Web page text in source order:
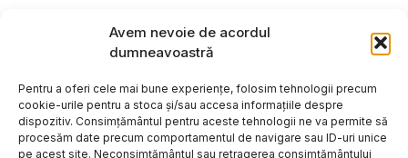
Avem nevoie de acordul
dumneavoastră
Pentru a oferi cele mai bune experiențe, folosim tehnologii precum
cookie-urile pentru a stoca și/sau accesa informațiile despre
dispozitiv. Consimțământul pentru aceste tehnologii ne va permite să
procesăm date precum comportamentul de navigare sau ID-uri unice
pe acest site. Neconsimțământul sau retragerea consimțământului